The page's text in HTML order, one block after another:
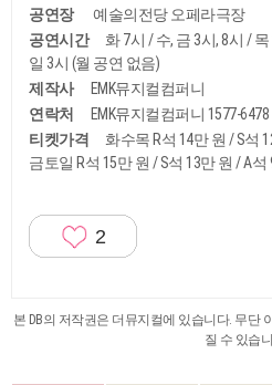
공연장
예술의전당 오페라극장
공연시간
화 7시 / 수, 금 3시, 8시 /
일 3시 (월 공연 없음)
제작사
EMK뮤지컬컴퍼니
연락처
EMK뮤지컬컴퍼니 1577-6478
티켓가격
화수목 R석 14만 원 / S석
금토일 R석 15만 원 / S석 13만 원 / A석
2
본 DB의 저작권은 더뮤지컬에 있습니다. 무단
질 수 있습